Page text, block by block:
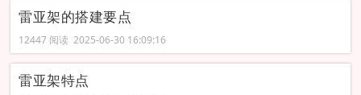
雷亚架的搭建要点
12447 阅读 2025-06-30 16:09:16
雷亚架特点